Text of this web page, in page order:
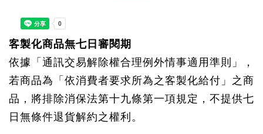
客製化商品無七日審閱期
依據「通訊交易解除權合理例外情事適用準則」，
若商品為「依消費者要求所為之客製化給付」之商
品，將排除消保法第十九條第一項規定，不提供七
日無條件退貨解約之權利。